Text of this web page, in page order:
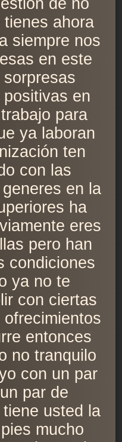
de no
ahora
siempre nos
en este
en
para
ya laboran
ten
con las
en la
ha
eres
pero han
condiciones
ya no te
con ciertas
entonces
no tranquilo
con un par
par de
usted la
mucho